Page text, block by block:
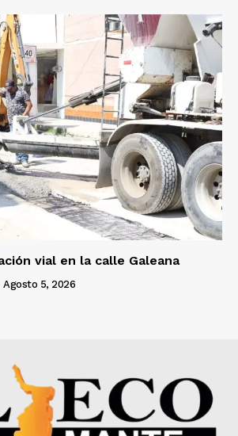
vial en la calle Galeana
Agosto 5, 2026